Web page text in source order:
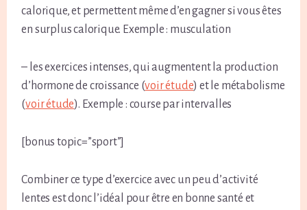
calorique, et permettent même d’en gagner si vous êtes
en surplus calorique. Exemple : musculation
– les exercices intenses, qui augmentent la production
d’hormone de croissance (voir étude) et le métabolisme
(voir étude). Exemple : course par intervalles
[bonus topic=”sport”]
Combiner ce type d’exercice avec un peu d’activité
lentes est donc l’idéal pour être en bonne santé et